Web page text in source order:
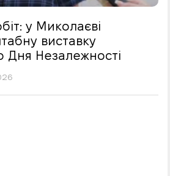
у Миколаєві
виставку
Дня Незалежності